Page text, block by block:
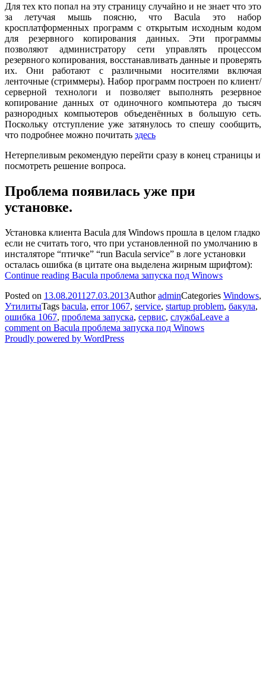
Для тех кто попал на эту страницу случайно и не знает что это
за летучая мышь поясню, что Bacula это набор
кросплатформенных программ с открытым исходным кодом
для резервного копирования данных. Эти программы
позволяют администратору сети управлять процессом
резервного копирования, восстанавливать данные и проверять
их. Они работают с различными носителями включая
ленточные (стриммеры). Набор программ построен по клиент/
серверной технологи и позволяет выполнять резервное
копирование данных от одиночного компьютера до тысяч
разнородных компьютеров объеденённых в большую сеть.
Поскольку отступление уже затянулось то спешу сообщить,
что подробнее можно почитать здесь
Нетерпеливым рекомендую перейти сразу в конец страницы и
посмотреть решение вопроса.
Проблема появилась уже при
установке.
Установка клиента Bacula для Windows прошла в целом гладко
если не считать того, что при установленной по умолчанию в
инсталяторе “птичке” “run Bacula service” в логе установки
осталась ошибка (в цитате она выделена жирным шрифтом):
Continue reading Bacula проблема запуска под Winows
Posted on 13.08.2011 27.03.2013AuthoradminCategories Windows,
УтилитыTags bacula, error 1067, service, startup problem, бакула,
ошибка 1067, проблема запуска, сервис, службаLeave a
comment on Bacula проблема запуска под Winows
Proudly powered by WordPress